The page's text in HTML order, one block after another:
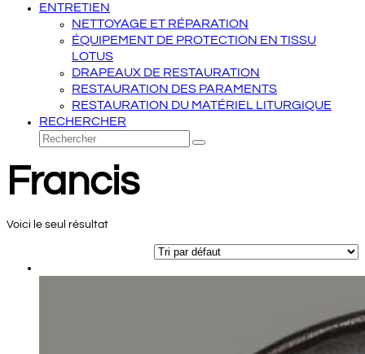
ENTRETIEN
NETTOYAGE ET RÉPARATION
ÉQUIPEMENT DE PROTECTION EN TISSU
LOTUS
DRAPEAUX DE RESTAURATION
RESTAURATION DES PARAMENTS
RESTAURATION DU MATÉRIEL LITURGIQUE
RECHERCHER
Rechercher
Envoyer
Francis
Voici le seul résultat